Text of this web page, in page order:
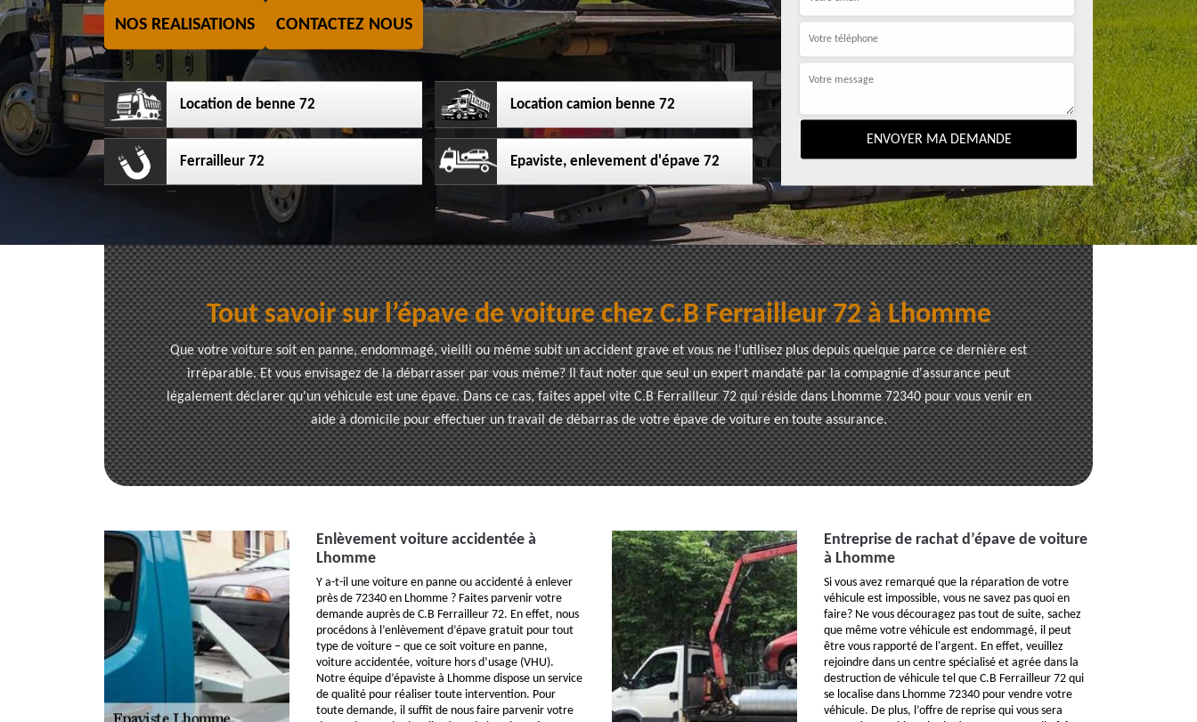
NOS REALISATIONS CONTACTEZ NOUS
Location de benne 72 Location camion benne 72
Ferrailleur 72 Epaviste, enlevement d'épave 72
Tout savoir sur l’épave de voiture chez C.B Ferrailleur 72 à Lhomme
Que votre voiture soit en panne, endommagé, vieilli ou même subit un accident grave et vous ne l'utilisez plus depuis quelque parce ce dernière est
irréparable. Et vous envisagez de la débarrasser par vous même? Il faut noter que seul un expert mandaté par la compagnie d'assurance peut
légalement déclarer qu'un véhicule est une épave. Dans ce cas, faites appel vite C.B Ferrailleur 72 qui réside dans Lhomme 72340 pour vous venir en
aide à domicile pour effectuer un travail de débarras de votre épave de voiture en toute assurance.
Enlèvement voiture accidentée à
Lhomme
Y a-t-il une voiture en panne ou accidenté à enlever
près de 72340 en Lhomme ? Faites parvenir votre
demande auprès de C.B Ferrailleur 72. En effet, nous
procédons à l’enlèvement d’épave gratuit pour tout
type de voiture – que ce soit voiture en panne,
voiture accidentée, voiture hors d’usage (VHU).
Notre équipe d’épaviste à Lhomme dispose un service
de qualité pour réaliser toute intervention. Pour
toute demande, il suffit de nous faire parvenir votre
Entreprise de rachat d’épave de voiture
à Lhomme
Si vous avez remarqué que la réparation de votre
véhicule est impossible, vous ne savez pas quoi en
faire? Ne vous découragez pas tout de suite, sachez
que même votre véhicule est endommagé, il peut
être vous rapporté de l'argent. En effet, veuillez
rejoindre dans un centre spécialisé et agrée dans la
destruction de véhicule tel que C.B Ferrailleur 72 qui
se localise dans Lhomme 72340 pour vendre votre
véhicule. De plus, l’offre de reprise qui vous sera